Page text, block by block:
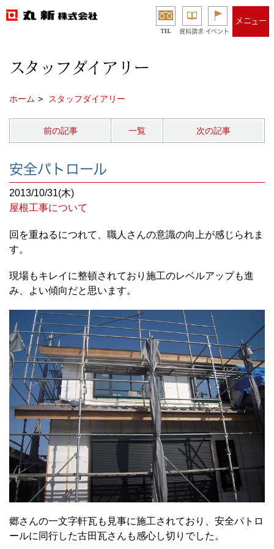
TEL 資料請求 イベント
メニュー
スタッフダイアリー
ホーム スタッフダイアリー
前の記事 一覧 次の記事
安全パトロール
2013/10/31(木)
屋根工事について
回を重ねるにつれて、職人さんの意識の向上が感じられま
す。
現場もキレイに整頓されており施工のレベルアップも進
み、
よい傾向だと思います。
郷さんの一文字軒瓦も見事に施工されており、安全パトロ
ールに同行した古田瓦さんも感心し切りでした。